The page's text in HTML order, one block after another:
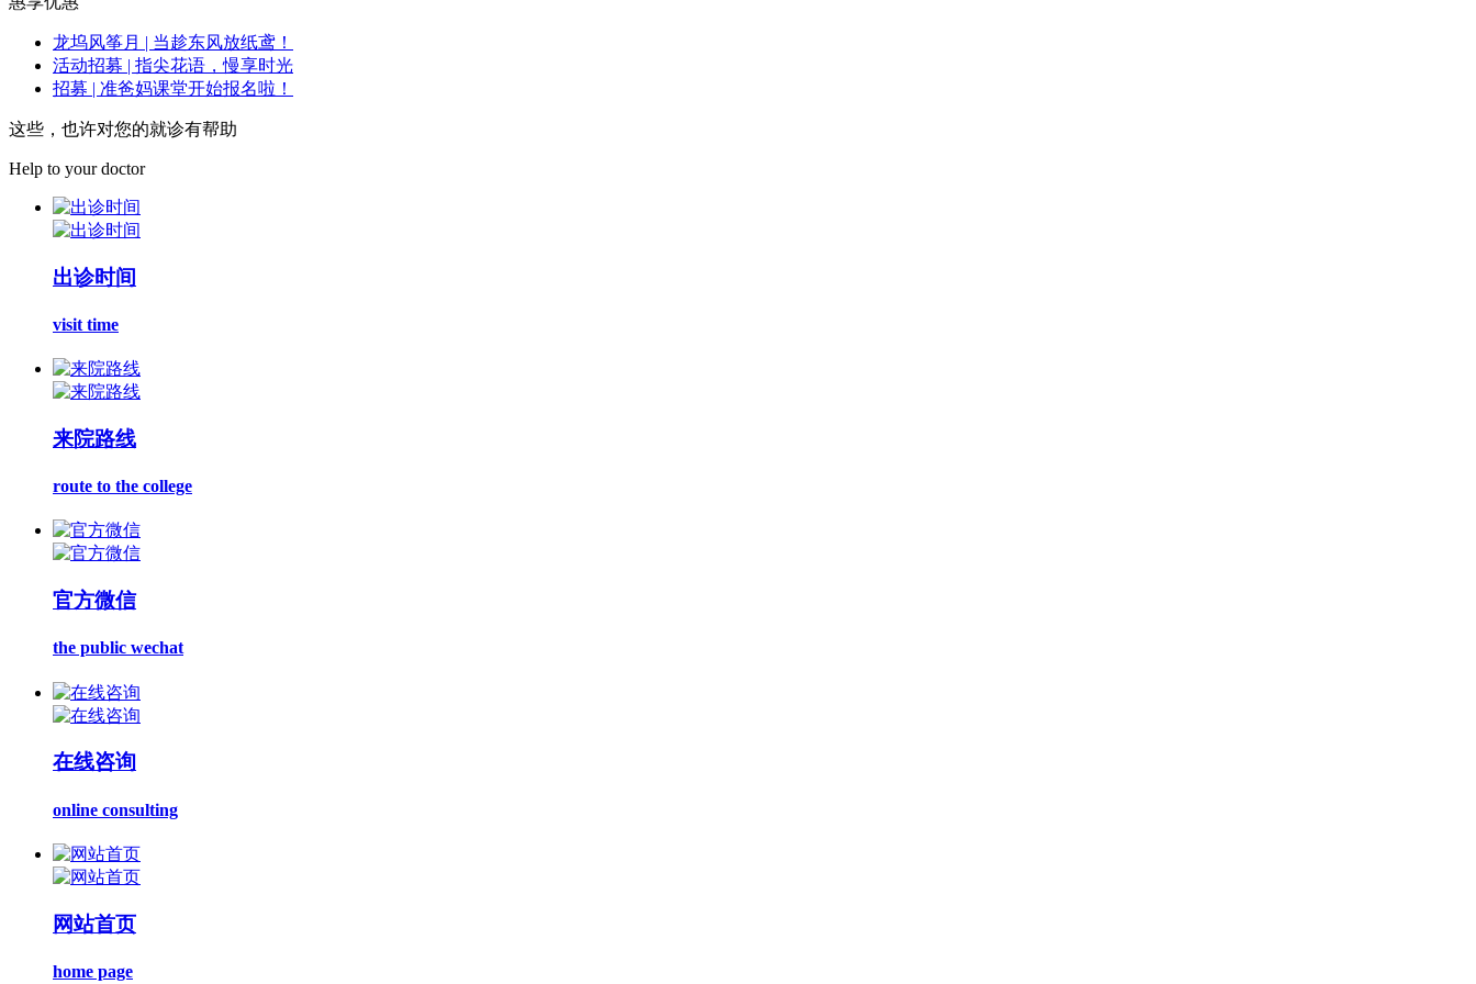
龙坞风筝月 | 当趁东风放纸鸢！
活动招募 | 指尖花语，慢享时光
招募 | 准爸妈课堂开始报名啦！
这些，也许对您的就诊有帮助
Help to your doctor
出诊时间
visit time
来院路线
route to the college
官方微信
the public wechat
在线咨询
online consulting
网站首页
home page